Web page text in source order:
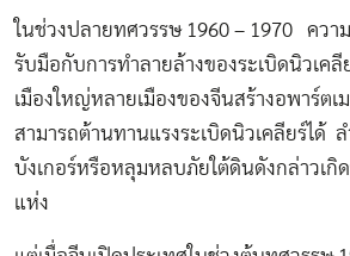
ในช่วงปลายทศวรรษ 1960 – 1970 ควา
รับมือกับการทำลายล้างของระเบิดนิวเคลี
เมืองใหญ่หลายเมืองของจีนสร้างอพาร์ต
สามารถต้านทานแรงระเบิดนิวเคลียร์ได้
บังเกอร์หรือหลุมหลบภัยใต้ดินดังกล่าวเกิ
แห่ง